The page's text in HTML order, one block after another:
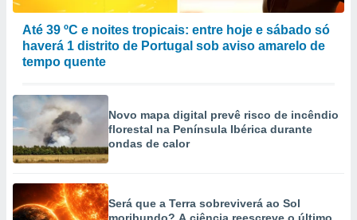
Até 39 ºC e noites tropicais: entre hoje e sábado só
haverá 1 distrito de Portugal sob aviso amarelo de
tempo quente
Novo mapa digital prevê risco de incêndio
florestal na Península Ibérica durante
ondas de calor
Será que a Terra sobreviverá ao Sol